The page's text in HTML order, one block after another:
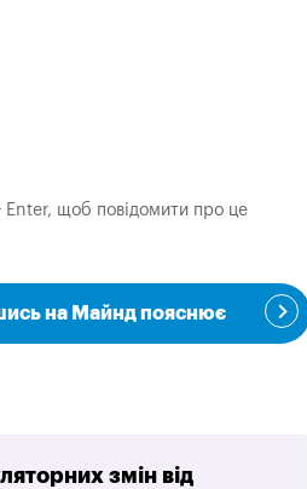
Enter, щоб повідомити про це
на Майнд пояснює
змін від